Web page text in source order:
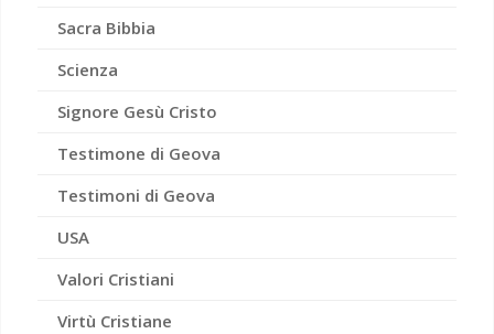
Sacra Bibbia
Scienza
Signore Gesù Cristo
Testimone di Geova
Testimoni di Geova
USA
Valori Cristiani
Virtù Cristiane